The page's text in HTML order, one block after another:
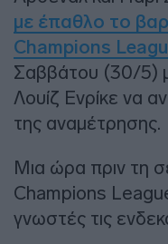
με έπαθλο το
Champions
Σαββάτου (30/5)
Λουίζ Ενρίκε να
της αναμέτρησης.
Μια ώρα πριν τη
Champions
γνωστές τις